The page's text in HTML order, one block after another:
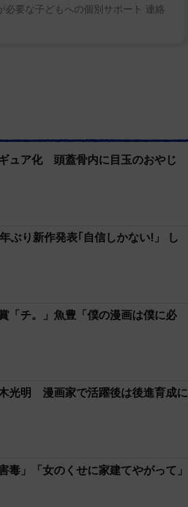
必要な子どもへの個別サポート 連絡
ュア化 頭蓋骨内に目玉のおやじ
ぶり新作発表｢自信しかない!」 し
「チ。」魚豊「僕の漫画は僕に必
光明 漫画家で活躍後は後進育成に
毒」「女のくせに家建てやがって」